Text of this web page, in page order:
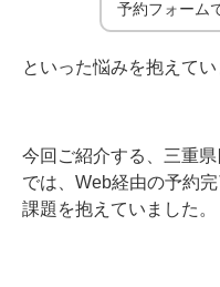
予約フォーム
といった悩みを抱えてい
今回ご紹介する、三重
では、Web経由の予約
課題を抱えていました。